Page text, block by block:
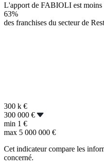
L'apport de FABIOLI est moins
63%
des franchises du secteur de
300 k €
300 000 €
min 1 €
max 5 000 000 €
Cet indicateur compare les
concerné.